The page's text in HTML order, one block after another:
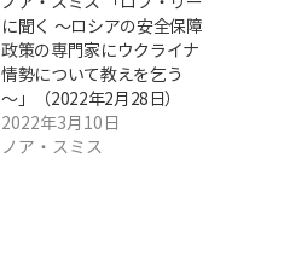
に聞く ～ロシアの安全保障
政策の専門家にウクライナ
情勢について教えを乞う
～」（2022年2月28日）
2022年3月10日
ノア・スミス